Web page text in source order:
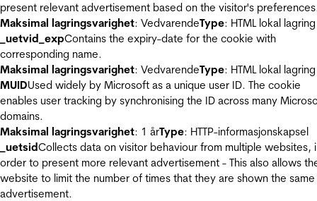
present relevant advertisement based on the visitor's
Maksimal lagringsvarighet: VedvarendeType: HTML lokal lagring
_uetvid_expContains the expiry-date for the cookie with
corresponding name.
Maksimal lagringsvarighet: VedvarendeType: HTML lokal lagring
MUIDUsed widely by Microsoft as a unique user ID. The cookie
enables user tracking by synchronising the ID across many
domains.
Maksimal lagringsvarighet: 1 årType: HTTP-informasjonskapsel
_uetsidCollects data on visitor behaviour from multiple websites,
order to present more relevant advertisement - This also allows
website to limit the number of times that they are shown the same
advertisement.